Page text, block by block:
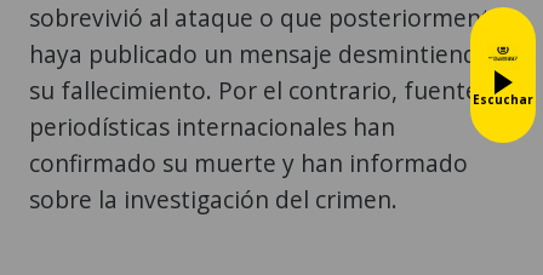
sobrevivió al ataque o que posteriormente
haya publicado un mensaje desmintiendo
su fallecimiento. Por el contrario, fuentes
periodísticas internacionales han
confirmado su muerte y han informado
sobre la investigación del crimen.
Escuchar